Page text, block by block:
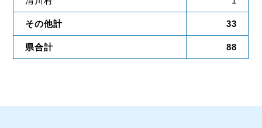
その他計 33
県合計 88